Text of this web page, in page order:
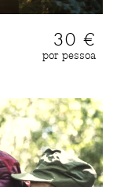
30 €
por pessoa